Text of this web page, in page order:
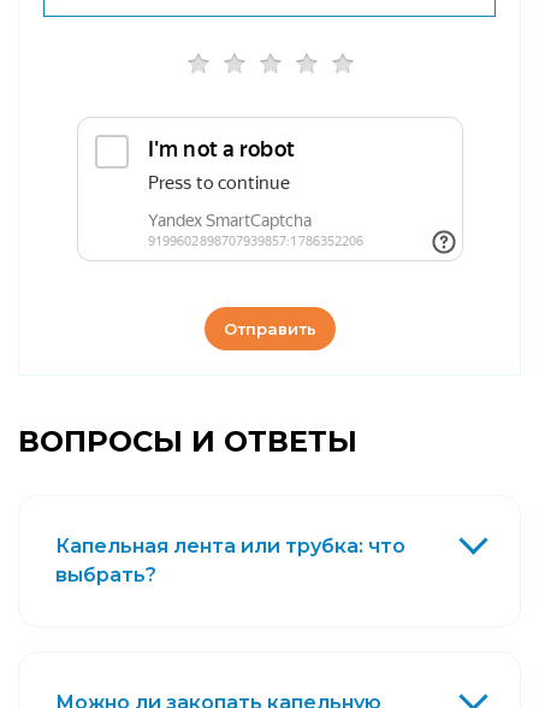
Отправить
ВОПРОСЫ И ОТВЕТЫ
Капельная лента или трубка: что
выбрать?
Можно ли закопать капельную